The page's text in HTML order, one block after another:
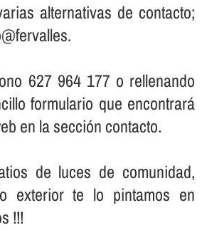
alternativas de contacto;
627 964 177 o rellenando
formulario que encontrará
en la sección contacto.
de luces de comunidad,
exterior te lo pintamos en
!!!